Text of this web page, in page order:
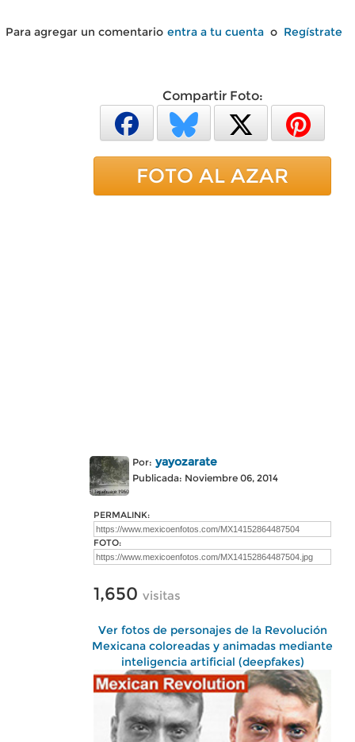
Para agregar un comentario entra a tu cuenta o Regístrate
Compartir Foto:
FOTO AL AZAR
Por: yayozarate
Publicada: Noviembre 06, 2014
PERMALINK:
FOTO:
1,650 visitas
Ver fotos de personajes de la Revolución
Mexicana coloreadas y animadas mediante
inteligencia artificial (deepfakes)